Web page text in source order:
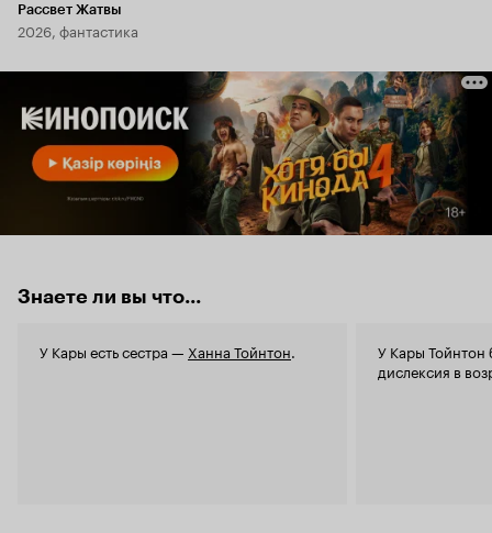
Рассвет Жатвы
2026, фантастика
Знаете ли вы что...
У Кары есть сестра — Ханна Тойнтон.
У Кары Тойнтон
дислексия в